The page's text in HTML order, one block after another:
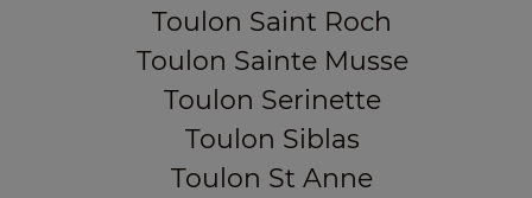
Toulon Saint Roch
Toulon Sainte Musse
Toulon Serinette
Toulon Siblas
Toulon St Anne